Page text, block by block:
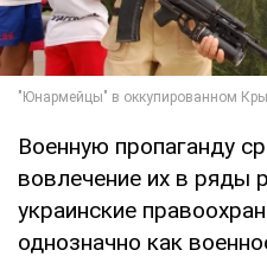
Военную пропаганду
вовлечение их в ряды
украинские
однозначно как